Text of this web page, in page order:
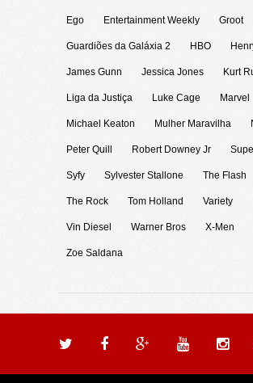
Ego Entertainment Weekly Groot
Guardiões da Galáxia 2 HBO
James Gunn Jessica Jones Kurt
Liga da Justiça Luke Cage Marvel
Michael Keaton Mulher Maravilha
Peter Quill Robert Downey Jr
Syfy Sylvester Stallone The Flash
The Rock Tom Holland Variety
Vin Diesel Warner Bros X-Men
Zoe Saldana